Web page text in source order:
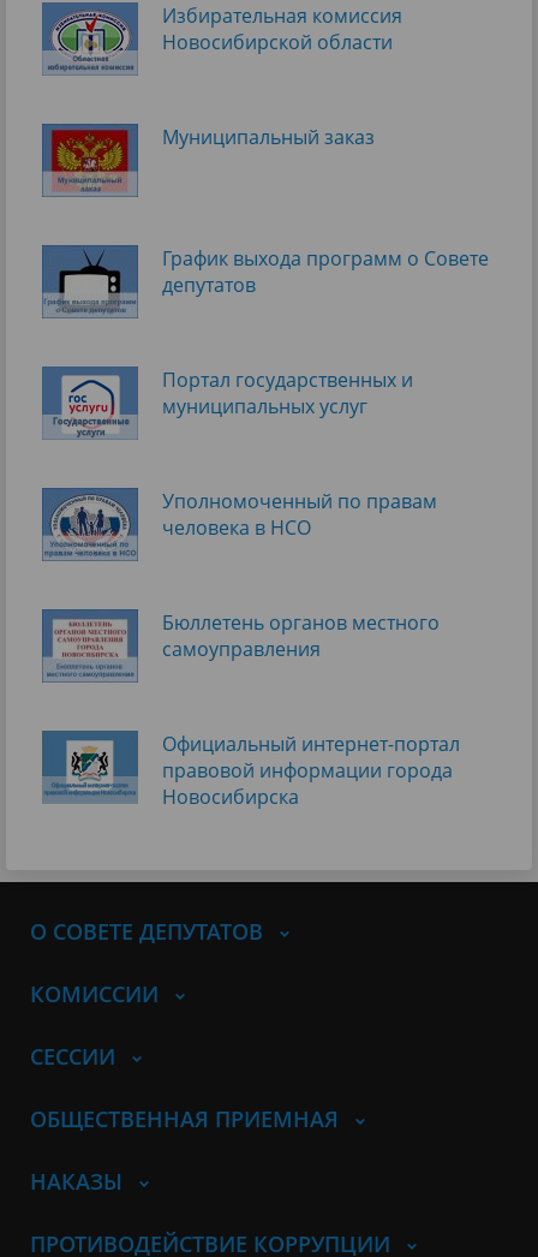
Избирательная комиссия
Новосибирской области
Муниципальный заказ
График выхода программ о Cовете
депутатов
Портал государственных и
муниципальных услуг
Уполномоченный по правам
человека в НСО
Бюллетень органов местного
самоуправления
Официальный интернет-портал
правовой информации города
Новосибирска
О СОВЕТЕ ДЕПУТАТОВ
КОМИССИИ
СЕССИИ
ОБЩЕСТВЕННАЯ ПРИЕМНАЯ
НАКАЗЫ
ПРОТИВОДЕЙСТВИЕ КОРРУПЦИИ